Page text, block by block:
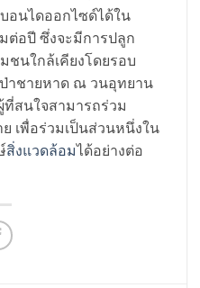
อนไดออกไซด์ได้ใน
ต่อปี ซึ่งจะมีการปลูก
ชนใกล้เคียงโดยรอบ
าชายหาด ณ วนอุทยาน
ที่สนใจสามารถร่วม
เพื่อร่วมเป็นส่วนหนึ่งใน
สิ่งแวดล้อมได้อย่างต่อ